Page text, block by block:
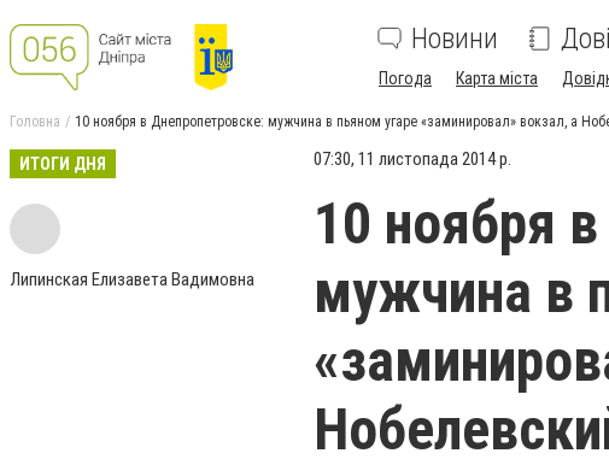
Новини
Погода Карта міста
Головна 10 ноября в Днепропетровске: мужчина в пьяном угаре «заминировал» вокзал, а
ИТОГИ ДНЯ
Липинская Елизавета Вадимовна
07:30, 11 листопада 2014 р.
10 ноября
мужчина в